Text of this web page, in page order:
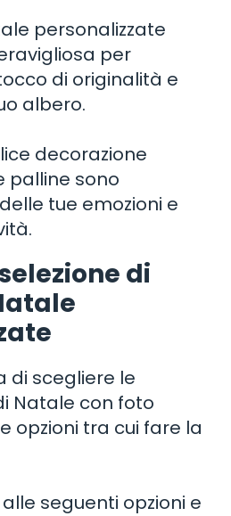
personalizzate
per
di originalità e
albero.
decorazione
palline sono
tue emozioni e
di
di scegliere le
Natale con foto
opzioni tra cui fare la
seguenti opzioni e